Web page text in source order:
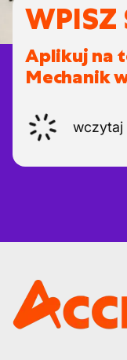
WPISZ
Aplikuj na
Mechanik
wczytaj